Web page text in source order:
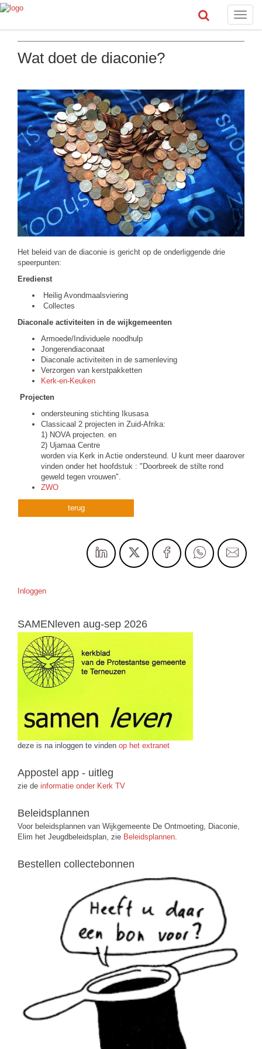
Toggle
Wat doet de diaconie?
Het beleid van de diaconie is gericht op de onderliggende drie
speerpunten:
Eredienst
Heilig Avondmaalsviering
Collectes
Diaconale activiteiten in de wijkgemeenten
Armoede/Individuele noodhulp
Jongerendiaconaat
Diaconale activiteiten in de samenleving
Verzorgen van kerstpakketten
Kerk-en-Keuken
Projecten
ondersteuning stichting Ikusasa
Classicaal 2 projecten in Zuid-Afrika:
1) NOVA projecten. en
2) Ujamaa Centre
worden via Kerk in Actie ondersteund. U kunt meer daarover
vinden onder het hoofdstuk : "Doorbreek de stilte rond
geweld tegen vrouwen".
ZWO
terug
Inloggen
SAMENleven aug-sep 2026
deze is na inloggen te vinden op het extranet
Appostel app - uitleg
zie de informatie onder Kerk TV
Beleidsplannen
Voor beleidsplannen van Wijkgemeente De Ontmoeting, Diaconie,
Elim het Jeugdbeleidsplan, zie Beleidsplannen.
Bestellen collectebonnen